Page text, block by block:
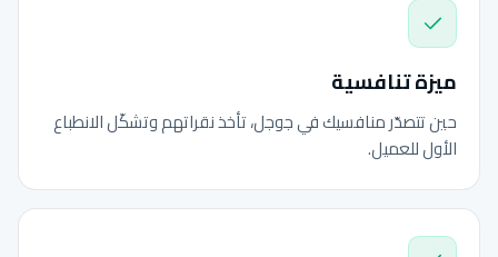
ميزة تنافسية
حين تتصدّر منافسيك في جوجل، تأخذ نقراتهم وتشكّل الانطباع
الأول للعميل.